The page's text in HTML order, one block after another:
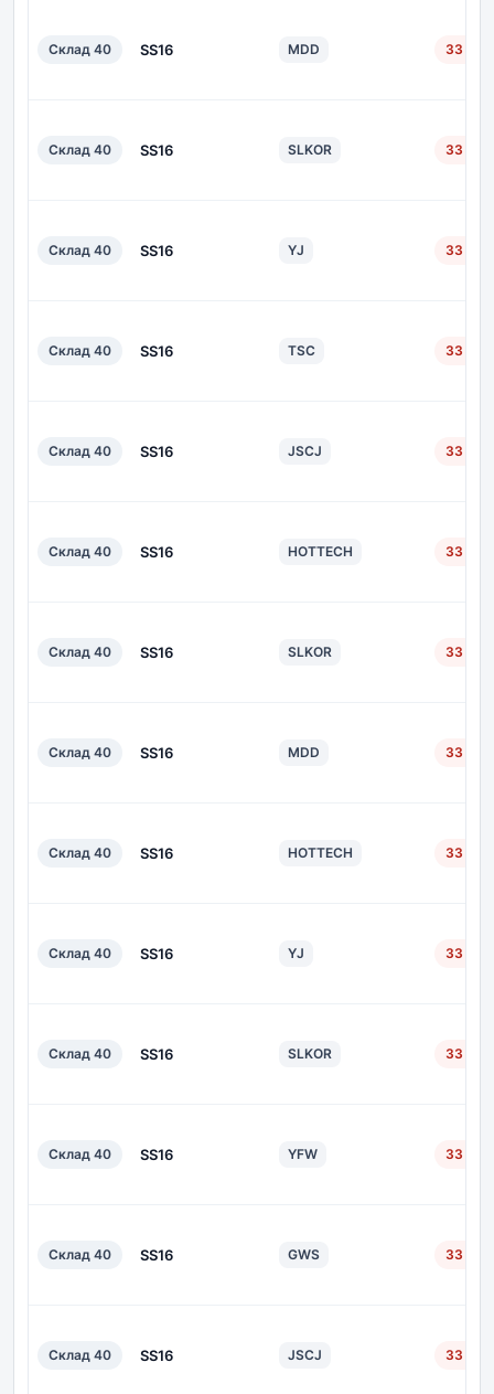
Склад 40 SS16 MDD 33 дн.
Склад 40 SS16 SLKOR 33 дн.
Склад 40 SS16 YJ 33 дн.
Склад 40 SS16 TSC 33 дн.
Склад 40 SS16 JSCJ 33 дн.
Склад 40 SS16 HOTTECH 33 дн.
Склад 40 SS16 SLKOR 33 дн.
Склад 40 SS16 MDD 33 дн.
Склад 40 SS16 HOTTECH 33 дн.
Склад 40 SS16 YJ 33 дн.
Склад 40 SS16 SLKOR 33 дн.
Склад 40 SS16 YFW 33 дн.
Склад 40 SS16 GWS 33 дн.
Склад 40 SS16 JSCJ 33 дн.